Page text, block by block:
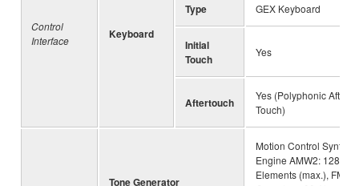
Control
Interface
Keyboard
Type GEX Keyboard
Initial
Touch
Yes
Aftertouch
Yes (Polyphonic After
Touch)
Tone Generator
Motion Control
Engine AMW2: 128
Elements (max.), FM-X: